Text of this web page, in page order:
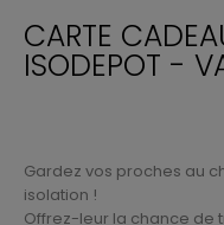
CARTE
ISODEPOT -
Gardez vos proches au
isolation !
Offrez-leur la chance de